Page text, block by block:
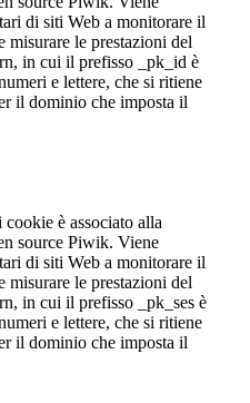
di siti Web a monitorare il
misurare le prestazioni del
in cui il prefisso _pk_id è
e lettere, che si ritiene
il dominio che imposta il
è associato alla
source Piwik. Viene
di siti Web a monitorare il
misurare le prestazioni del
in cui il prefisso _pk_ses è
e lettere, che si ritiene
il dominio che imposta il